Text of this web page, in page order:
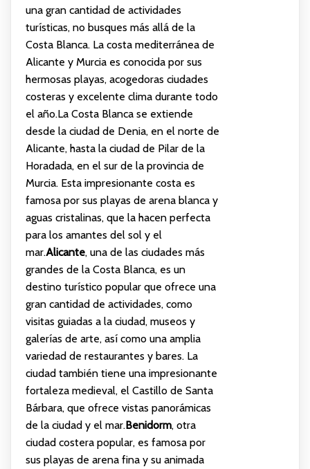
una gran cantidad de actividades
turísticas, no busques más allá de la
Costa Blanca. La costa mediterránea de
Alicante y Murcia es conocida por sus
hermosas playas, acogedoras ciudades
costeras y excelente clima durante todo
el año.La Costa Blanca se extiende
desde la ciudad de Denia, en el norte de
Alicante, hasta la ciudad de Pilar de la
Horadada, en el sur de la provincia de
Murcia. Esta impresionante costa es
famosa por sus playas de arena blanca y
aguas cristalinas, que la hacen perfecta
para los amantes del sol y el
mar.Alicante, una de las ciudades más
grandes de la Costa Blanca, es un
destino turístico popular que ofrece una
gran cantidad de actividades, como
visitas guiadas a la ciudad, museos y
galerías de arte, así como una amplia
variedad de restaurantes y bares. La
ciudad también tiene una impresionante
fortaleza medieval, el Castillo de Santa
Bárbara, que ofrece vistas panorámicas
de la ciudad y el mar.Benidorm, otra
ciudad costera popular, es famosa por
sus playas de arena fina y su animada